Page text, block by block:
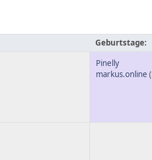
Geburtstage:
Pinelly
markus.online